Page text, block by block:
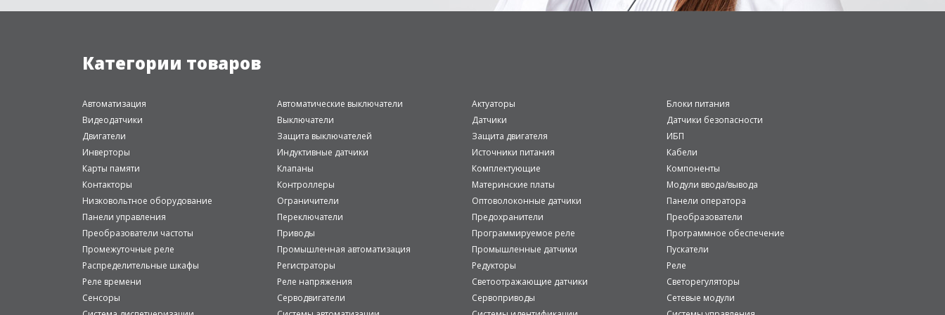
Категории товаров
Автоматизация Автоматические выключатели Актуаторы
Блоки питания
Видеодатчики
Выключатели Датчики
Датчики безопасности
Двигатели
Защита выключателей Защита двигателя
ИБП
Инверторы
Индуктивные датчики Источники питания
Кабели
Карты памяти
Клапаны Комплектующие
Компоненты
Контакторы
Контроллеры Материнские платы
Модули ввода/вывода
Низковольтное оборудование
Ограничители Оптоволоконные датчики
Панели оператора
Панели управления
Переключатели Предохранители
Преобразователи
Преобразователи частоты
Приводы Программируемое реле
Программное обеспечение
Промежуточные реле
Промышленная автоматизация Промышленные датчики
Пускатели
Распределительные шкафы
Регистраторы Редукторы
Реле
Реле времени
Реле напряжения Светоотражающие датчики
Светорегуляторы
Сенсоры
Серводвигатели Сервоприводы
Сетевые модули